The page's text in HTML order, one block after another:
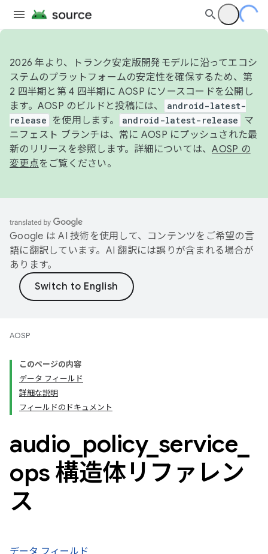
2026 年より、トランク安定版開発モデルに沿ってエコシ
ステムのプラットフォームの安定性を確保するため、第
2 四半期と第 4 四半期に AOSP にソースコードを公開し
ます。AOSP のビルドと投稿には、
android-latest-
release
を使用します。 android-latest-release
マ
ニフェスト ブランチは、常に AOSP にプッシュされた最
新のリリースを参照します。詳細については、AOSP の
変更点をご覧ください。
Google は AI 技術を使用して、コンテンツをご希望の言
語に翻訳しています。AI 翻訳には誤りが含まれる場合が
あります。
AOSP
このページの内容
データ フィールド
詳細な説明
フィールドのドキュメント
audio policy_ service
ops 構造体リファレン
ス
データ フィールド